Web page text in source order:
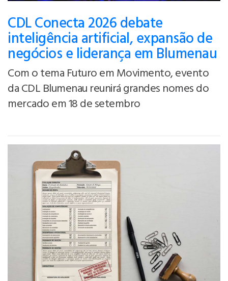
CDL Conecta 2026 debate
inteligência artificial, expansão de
negócios e liderança em Blumenau
Com o tema Futuro em Movimento, evento
da CDL Blumenau reunirá grandes nomes do
mercado em 18 de setembro